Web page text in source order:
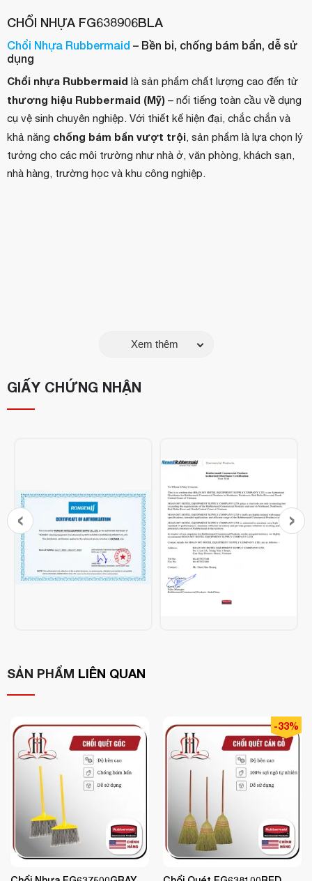
CHỔI NHỰA FG638906BLA
Chổi Nhựa Rubbermaid – Bền bỉ, chống bám bẩn, dễ sử
dụng
Chổi nhựa Rubbermaid là sản phẩm chất lượng cao đến từ
thương hiệu Rubbermaid (Mỹ) – nổi tiếng toàn cầu về dụng
cụ vệ sinh chuyên nghiệp. Với thiết kế hiện đại, chắc chắn và
khả năng chống bám bẩn vượt trội, sản phẩm là lựa chọn lý
tưởng cho các môi trường như nhà ở, văn phòng, khách sạn,
nhà hàng, trường học và khu công nghiệp.
Thông tin sản phẩm:
Tên sản phẩm: Chổi nhựa Rubbermaid
Chất liệu : Nhựa cao cấp chống bám bẩn
linh hoạt
Ưu điểm nổi bật:
Sản phẩm được làm từ nhựa cao cấp chuyên dụng, có khả
chịu lực, chống va đập
không bị mục gãy theo
thời gian
, phù hợp sử dụng trong mọi môi trường làm việc.
Chống bám bẩn – Dễ vệ sinh
Bề mặt nhựa được xử lý đặc biệt,
hạn chế bụi và vết bẩn
bám dính, giúplàm sạch nhanh hơn, vệ sinh tiện lợi hơn
sau khi sử dụng.
Xem thêm
GIẤY CHỨNG NHẬN
‹ ›
SẢN PHẨM LIÊN QUAN
-33%